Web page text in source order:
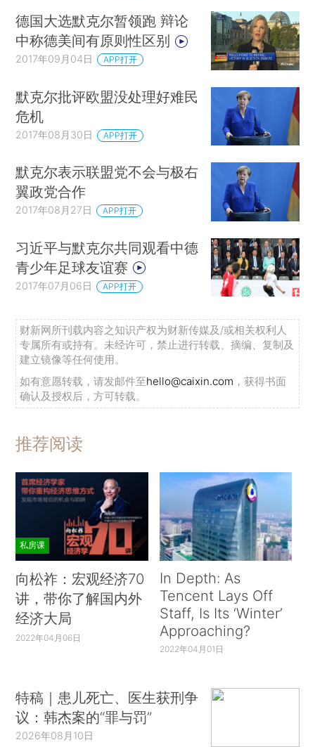
德国大选默克尔暂领跑 辩论
中称德美间有原则性区别
2017年09月04日 APP打开
默克尔批评欧盟没处理好难民
危机
2017年08月30日 APP打开
默克尔表示联盟党不会与极右
翼政党合作
2017年08月27日 APP打开
习近平与默克尔共同观看中德
青少年足球友谊赛
2017年07月06日 APP打开
财新网所刊载内容之知识产权为财新传媒及/或相关权利人
专属所有或持有。未经许可，禁止进行转载、摘编、复制及
建立镜像等任何使用。
如有意愿转载，请发邮件至hello@caixin.com ，获得书面
确认及授权后，方可转载。
推荐阅读
私房课
向松祚：宏观经济70
讲，带你了解国内外
经济大局
2022年04月06日
In Depth: As
Tencent Lays Off
Staff, Is Its ‘Winter’
Approaching?
2022年04月01日
特稿｜患儿死亡、医生获刑争
议：韩杰案的“罪与罚”
2026年08月10日